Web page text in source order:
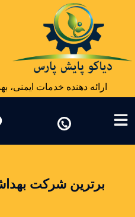
ارائه دهنده خدمات ایمنی،
برترین شرکت